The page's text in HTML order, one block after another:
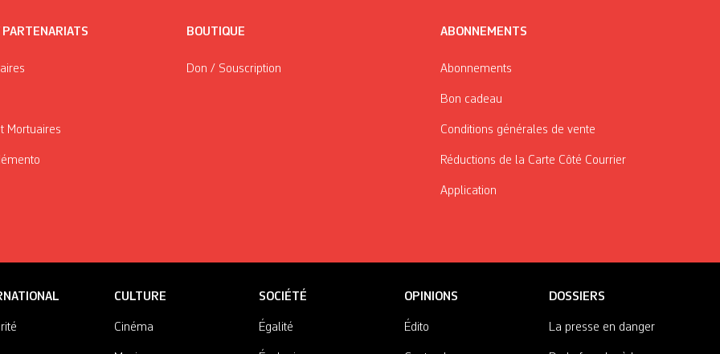
Mortuaires
BOUTIQUE
Don / Souscription
ABONNEMENTS
Abonnements
Bon cadeau
Conditions générales de vente
Réductions de la Carte Côté Courrier
Application
CULTURE
Cinéma
SOCIÉTÉ
Égalité
OPINIONS
Édito
DOSSIERS
La presse en danger